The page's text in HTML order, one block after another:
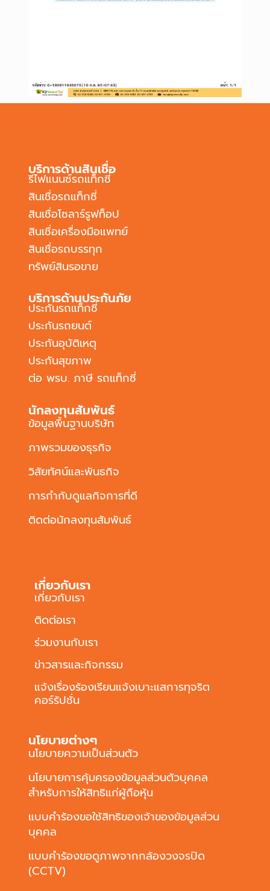
บริการด้านสินเชื่อ
รีไฟแนนซ์รถแท็กซี่
สินเชื่อรถแท็กซี่
สินเชื่อโซลาร์รูฟท็อป
สินเชื่อเครื่องมือแพทย์
สินเชื่อรถบรรทุก
ทรัพย์สินรอขาย
บริการด้านประกันภัย
ประกันรถแท็กซี่
ประกันรถยนต์
ประกันอุบัติเหตุ
ประกันสุขภาพ
ต่อ พรบ. ภาษี รถแท็กซี่
นักลงทุนสัมพันธ์
ข้อมูลพื้นฐานบริษัท
ภาพรวมของธุรกิจ
วิสัยทัศน์และพันธกิจ
การกำกับดูแลกิจการที่ดี
ติดต่อนักลงทุนสัมพันธ์
เกี่ยวกับเรา
เกี่ยวกับเรา
ติดต่อเรา
ร่วมงานกับเรา
ข่าวสารและกิจกรรม
แจ้งเรื่องร้องเรียนแจ้งเบาะแสการทุจริต
คอร์รัปชั่น
นโยบายต่างๆ
นโยบายความเป็นส่วนตัว
นโยบายการคุ้มครองข้อมูลส่วนตัวบุคคล
สำหรับการให้สิทธิแก่ผู้ถือหุ้น
แบบคำร้องขอใช้สิทธิของเจ้าของข้อมูลส่วน
บุคคล
แบบคำร้องขอดูภาพจากกล้องวงจรปิด
(CCTV)